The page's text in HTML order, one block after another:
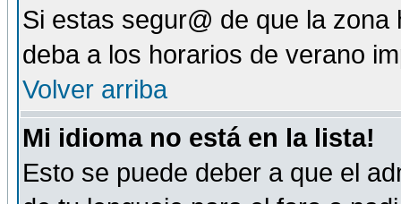
Si estas segur@ de que la
deba a los horarios de verano
Volver arriba
Mi idioma no está en la lista!
Esto se puede deber a que el